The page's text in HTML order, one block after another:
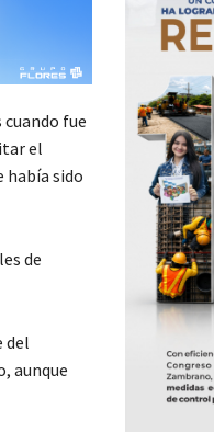
fue
el
había sido
de
del
aunque